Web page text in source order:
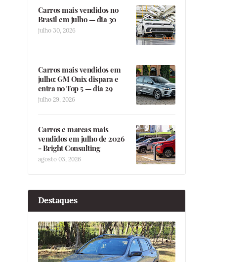
Carros mais vendidos no
Brasil em julho — dia 30
julho 30, 2026
Carros mais vendidos em
julho: GM Onix dispara e
entra no Top 5 — dia 29
julho 29, 2026
Carros e marcas mais
vendidos em julho de 2026
- Bright Consulting
agosto 03, 2026
Destaques